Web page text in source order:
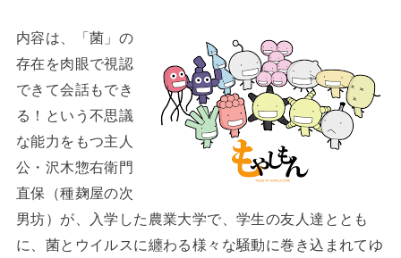
内容は、「菌」の
存在を肉眼で視認
できて会話もでき
る！という不思議
な能力をもつ主人
公・沢木惣右衛門
直保（種麹屋の次
男坊）が、入学した農業大学で、学生の友人達ととも
に、菌とウイルスに纏わる様々な騒動に巻き込まれてゆ